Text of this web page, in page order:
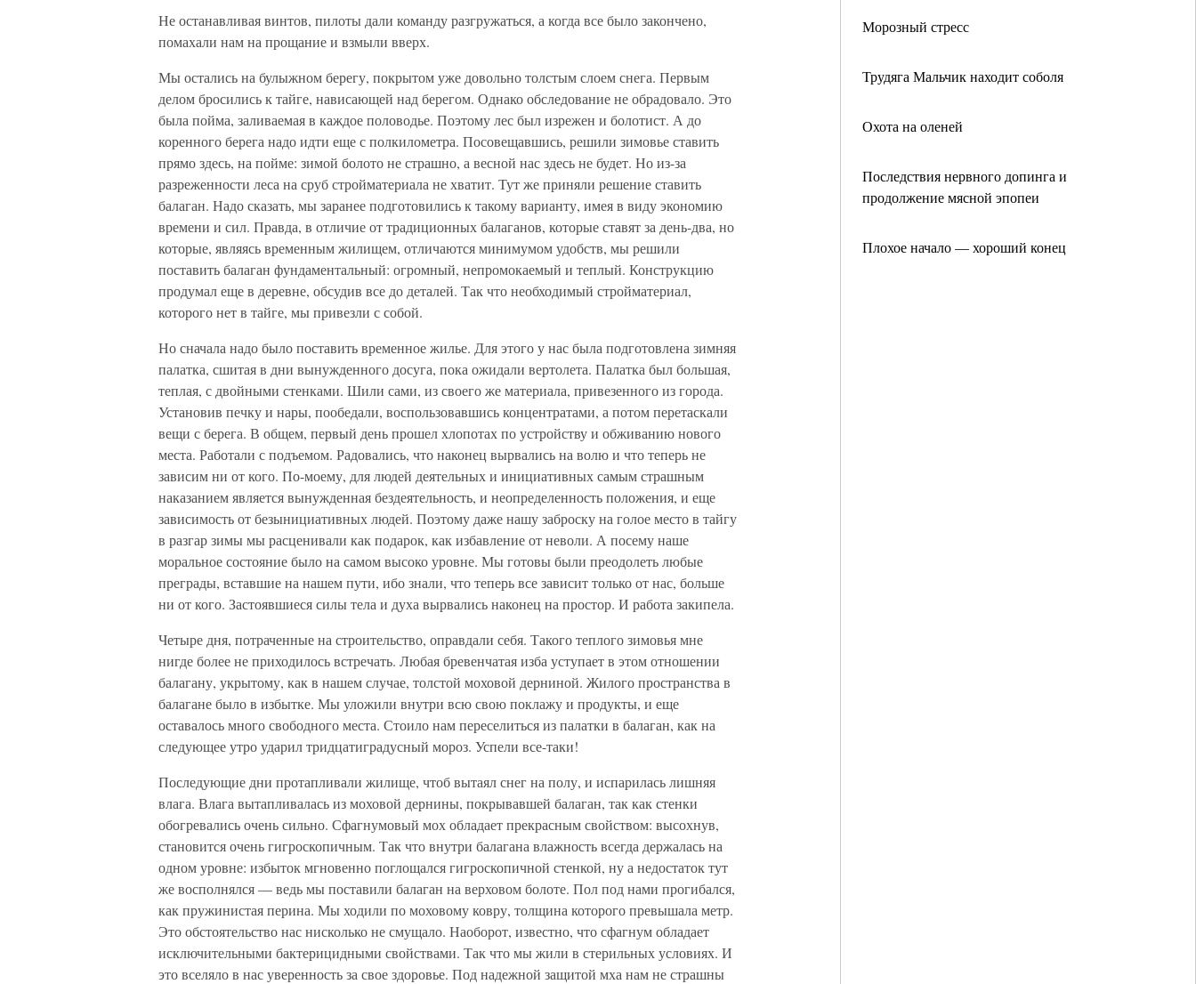
Морозный стресс
Трудяга Мальчик находит соболя
Охота на оленей
Последствия нервного допинга и
продолжение мясной эпопеи
Плохое начало — хороший конец
Не останавливая винтов, пилоты дали команду разгружаться, а когда все было закончено,
помахали нам на прощание и взмыли вверх.
Мы остались на булыжном берегу, покрытом уже довольно толстым слоем снега. Первым
делом бросились к тайге, нависающей над берегом. Однако обследование не обрадовало. Это
была пойма, заливаемая в каждое половодье. Поэтому лес был изрежен и болотист. А до
коренного берега надо идти еще с полкилометра. Посовещавшись, решили зимовье ставить
прямо здесь, на пойме: зимой болото не страшно, а весной нас здесь не будет. Но из-за
разреженности леса на сруб стройматериала не хватит. Тут же приняли решение ставить
балаган. Надо сказать, мы заранее подготовились к такому варианту, имея в виду экономию
времени и сил. Правда, в отличие от традиционных балаганов, которые ставят за день-два, но
которые, являясь временным жилищем, отличаются минимумом удобств, мы решили
поставить балаган фундаментальный: огромный, непромокаемый и теплый. Конструкцию
продумал еще в деревне, обсудив все до деталей. Так что необходимый стройматериал,
которого нет в тайге, мы привезли с собой.
Но сначала надо было поставить временное жилье. Для этого у нас была подготовлена зимняя
палатка, сшитая в дни вынужденного досуга, пока ожидали вертолета. Палатка был большая,
теплая, с двойными стенками. Шили сами, из своего же материала, привезенного из города.
Установив печку и нары, пообедали, воспользовавшись концентратами, а потом перетаскали
вещи с берега. В общем, первый день прошел хлопотах по устройству и обживанию нового
места. Работали с подъемом. Радовались, что наконец вырвались на волю и что теперь не
зависим ни от кого. По-моему, для людей деятельных и инициативных самым страшным
наказанием является вынужденная бездеятельность, и неопределенность положения, и еще
зависимость от безынициативных людей. Поэтому даже нашу заброску на голое место в тайгу
в разгар зимы мы расценивали как подарок, как избавление от неволи. А посему наше
моральное состояние было на самом высоко уровне. Мы готовы были преодолеть любые
преграды, вставшие на нашем пути, ибо знали, что теперь все зависит только от нас, больше
ни от кого. Застоявшиеся силы тела и духа вырвались наконец на простор. И работа закипела.
Четыре дня, потраченные на строительство, оправдали себя. Такого теплого зимовья мне
нигде более не приходилось встречать. Любая бревенчатая изба уступает в этом отношении
балагану, укрытому, как в нашем случае, толстой моховой дерниной. Жилого пространства в
балагане было в избытке. Мы уложили внутри всю свою поклажу и продукты, и еще
оставалось много свободного места. Стоило нам переселиться из палатки в балаган, как на
следующее утро ударил тридцатиградусный мороз. Успели все-таки!
Последующие дни протапливали жилище, чтоб вытаял снег на полу, и испарилась лишняя
влага. Влага вытапливалась из моховой дернины, покрывавшей балаган, так как стенки
обогревались очень сильно. Сфагнумовый мох обладает прекрасным свойством: высохнув,
становится очень гигроскопичным. Так что внутри балагана влажность всегда держалась на
одном уровне: избыток мгновенно поглощался гигроскопичной стенкой, ну а недостаток тут
же восполнялся — ведь мы поставили балаган на верховом болоте. Пол под нами прогибался,
как пружинистая перина. Мы ходили по моховому ковру, толщина которого превышала метр.
Это обстоятельство нас нисколько не смущало. Наоборот, известно, что сфагнум обладает
исключительными бактерицидными свойствами. Так что мы жили в стерильных условиях. И
это вселяло в нас уверенность за свое здоровье. Под надежной защитой мха нам не страшны